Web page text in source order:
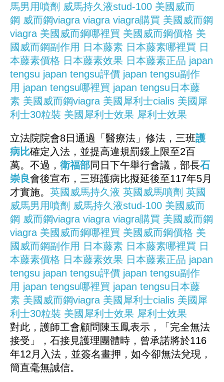
馬男用噴劑 威馬持久液stud-100 美國威而
鋼 威而鋼viagra viagra viagra購買 美國威而鋼
viagra 美國威而鋼哪裡買 美國威而鋼價格 美
國威而鋼副作用 日本藤素 日本藤素哪裡買 日
本藤素價格 日本藤素效果 日本藤素正品 japan
tengsu japan tengsu評價 japan tengsu副作
用 japan tengsu哪裡買 japan tengsu日本藤
素 美國威而鋼viagra 美國犀利士cialis 美國犀
利士30粒裝 美國犀利士效果 犀利士效果
立法院院會8日通過「醫療法」修法，三班護
病比確定入法，並提高違規罰鍰上限至2百
萬。不過， 衛福部同日下午舉行會議，部長石
崇良會後宣布，三班護病比擬延後至117年5月
才實施。 英國威馬持久液 英國威馬噴劑 英國
威馬男用噴劑 威馬持久液stud-100 美國威而
鋼 威而鋼viagra viagra viagra購買 美國威而鋼
viagra 美國威而鋼哪裡買 美國威而鋼價格 美
國威而鋼副作用 日本藤素 日本藤素哪裡買 日
本藤素價格 日本藤素效果 日本藤素正品 japan
tengsu japan tengsu評價 japan tengsu副作
用 japan tengsu哪裡買 japan tengsu日本藤
素 美國威而鋼viagra 美國犀利士cialis 美國犀
利士30粒裝 美國犀利士效果 犀利士效果
對此，護師工會顧問陳玉鳳表示，「完全無法
接受」，石接見護理團體時，曾承諾將於116
年12月入法，並簽名畫押，如今卻無法兌現，
簡直毫無誠信。